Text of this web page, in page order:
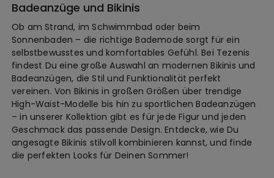
Badeanzüge und Bikinis
Ob am Strand, im Schwimmbad oder beim
Sonnenbaden – die richtige Bademode sorgt für ein
selbstbewusstes und komfortables Gefühl. Bei Tezenis
findest Du eine große Auswahl an modernen Bikinis und
Badeanzügen, die Stil und Funktionalität perfekt
vereinen. Von Bikinis in großen Größen über trendige
High-Waist-Modelle bis hin zu sportlichen Badeanzügen
– in unserer Kollektion gibt es für jede Figur und jeden
Geschmack das passende Design. Entdecke, wie Du
angesagte Bikinis stilvoll kombinieren kannst, und finde
die perfekten Looks für Deinen Sommer!